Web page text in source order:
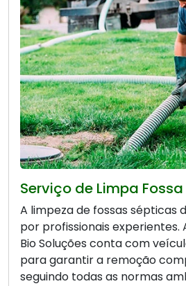
Serviço de Limpa
A limpeza de fossas sépticas
por profissionais experientes.
Bio Soluções conta com
para garantir a remoção
seguindo todas as normas